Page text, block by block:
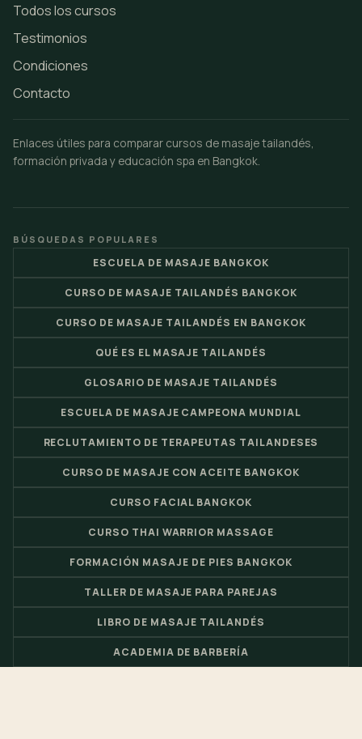
Todos los cursos
Testimonios
Condiciones
Contacto
Enlaces útiles para comparar cursos de masaje tailandés,
formación privada y educación spa en Bangkok.
BÚSQUEDAS POPULARES
ESCUELA DE MASAJE BANGKOK
CURSO DE MASAJE TAILANDÉS BANGKOK
CURSO DE MASAJE TAILANDÉS EN BANGKOK
QUÉ ES EL MASAJE TAILANDÉS
GLOSARIO DE MASAJE TAILANDÉS
ESCUELA DE MASAJE CAMPEONA MUNDIAL
RECLUTAMIENTO DE TERAPEUTAS TAILANDESES
CURSO DE MASAJE CON ACEITE BANGKOK
CURSO FACIAL BANGKOK
CURSO THAI WARRIOR MASSAGE
FORMACIÓN MASAJE DE PIES BANGKOK
TALLER DE MASAJE PARA PAREJAS
LIBRO DE MASAJE TAILANDÉS
ACADEMIA DE BARBERÍA